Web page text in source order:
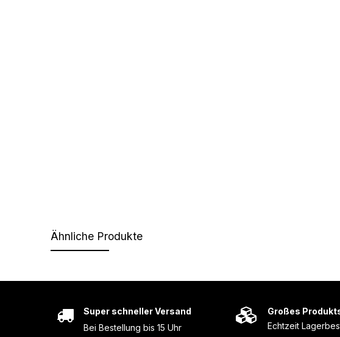
Ähnliche Produkte
Großes
Echtzeit
Super schneller Versand
Bei Bestellung bis 15 Uhr